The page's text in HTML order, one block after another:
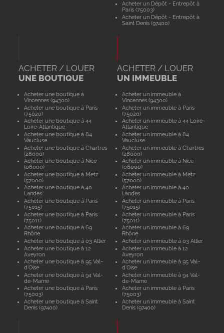
Acheter un Dépôt - Entrepôt à
Paris (75003)
Acheter un Dépôt - Entrepôt à
Saint Denis (97400)
ACHETER / LOUER
UNE BOUTIQUE
Acheter une boutique à
Vincennes (94300)
Acheter une boutique à Paris
(75020)
Acheter une boutique à 44
Loire-Atlantique
Acheter une boutique à 84
Vaucluse
Acheter une boutique à Chartres
(28000)
Acheter une boutique à Nice
(06000)
Acheter une boutique à Metz
(57000)
Acheter une boutique à 40
Landes
Acheter une boutique à Paris
(75015)
Acheter une boutique à Paris
(75011)
Acheter une boutique à 69
Rhône
Acheter une boutique à 03 Allier
Acheter une boutique à 12
Aveyron
Acheter une boutique à 95 Val-
d'Oise
Acheter une boutique à 94 Val-
de-Marne
Acheter une boutique à Paris
(75003)
Acheter une boutique à Saint
Denis (97400)
ACHETER / LOUER
UN IMMEUBLE
Acheter un immeuble à
Vincennes (94300)
Acheter un immeuble à Paris
(75020)
Acheter un immeuble à 44 Loire-
Atlantique
Acheter un immeuble à 84
Vaucluse
Acheter un immeuble à Chartres
(28000)
Acheter un immeuble à Nice
(06000)
Acheter un immeuble à Metz
(57000)
Acheter un immeuble à 40
Landes
Acheter un immeuble à Paris
(75015)
Acheter un immeuble à Paris
(75011)
Acheter un immeuble à 69
Rhône
Acheter un immeuble à 03 Allier
Acheter un immeuble à 12
Aveyron
Acheter un immeuble à 95 Val-
d'Oise
Acheter un immeuble à 94 Val-
de-Marne
Acheter un immeuble à Paris
(75003)
Acheter un immeuble à Saint
Denis (97400)